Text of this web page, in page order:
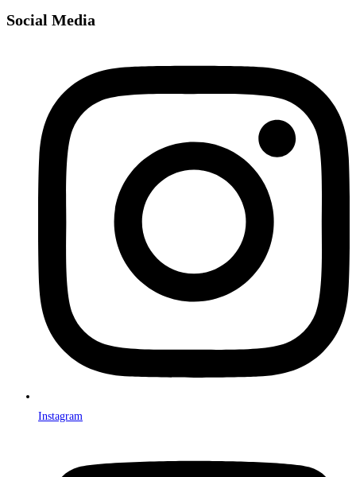
Social Media
Instagram